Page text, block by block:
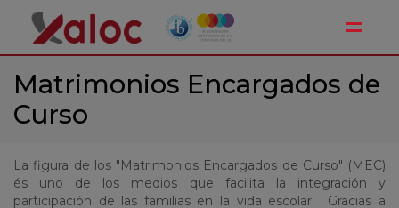
Matrimonios Encargados de
Curso
La figura de los "Matrimonios Encargados de Curso" (MEC)
és uno de los medios que facilita la integración y
participación de las familias en la vida escolar. Gracias a